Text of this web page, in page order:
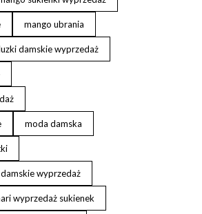
mango ubrania
damskie wyprzedaż
moda damska
wyprzedaż
wyprzedaż sukienek